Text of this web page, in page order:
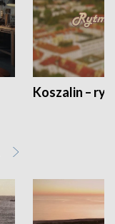
Koszalin –